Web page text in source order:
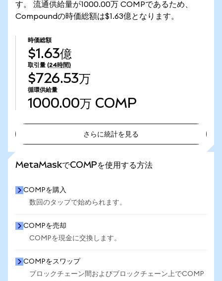
す。 流通供給量が1000.00万 COMPであるため、
Compoundの時価総額は$1.63億となります。
時価総額
$1.63億
取引量 (24時間)
$726.53万
循環供給量
1000.00万 COMP
さらに統計を見る
MetaMaskでCOMPを使用する方法
COMPを購入
数回のタップで始められます。
COMPを売却
COMPを現金に交換します。
COMPをスワップ
ブロックチェーン間およびブロックチェーン上でCOMP